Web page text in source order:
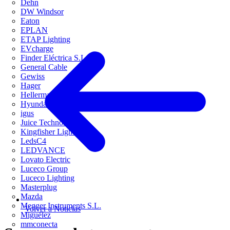
Dehn
DW Windsor
Eaton
EPLAN
ETAP Lighting
EVcharge
Finder Eléctrica S.L.U
General Cable
Gewiss
Hager
HellermannTyton
Hyundai Electric
igus
Juice Technology
Kingfisher Lighting
LedsC4
LEDVANCE
Lovato Electric
Luceco Group
Luceco Lighting
Masterplug
Mazda
Megger Instruments S.L.
Miguélez
mmconecta
Volver a Noticias